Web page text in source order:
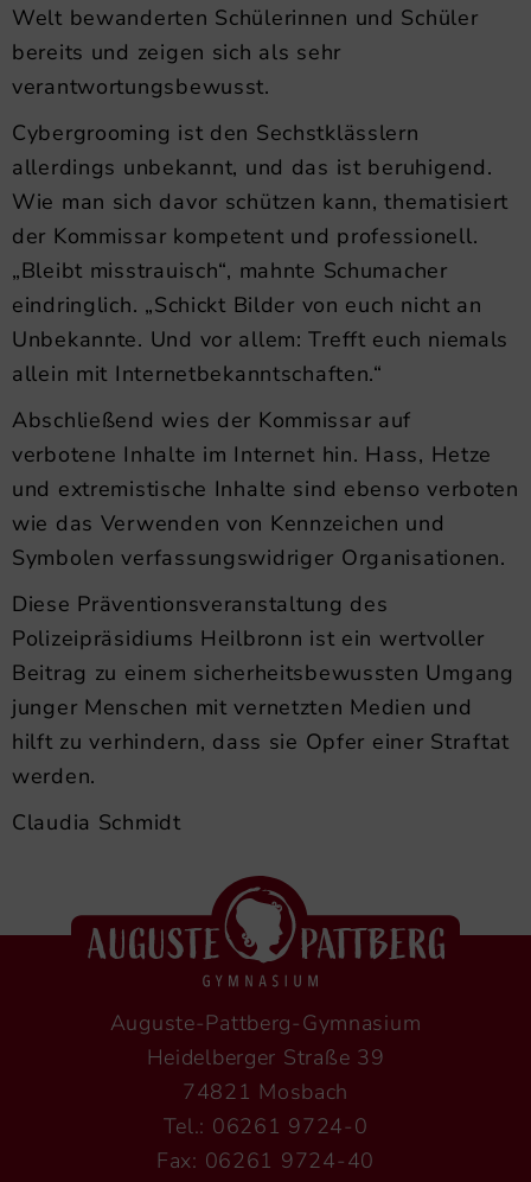
Welt bewanderten Schülerinnen und Schüler
bereits und zeigen sich als sehr
verantwortungsbewusst.
Cybergrooming ist den Sechstklässlern
allerdings unbekannt, und das ist beruhigend.
Wie man sich davor schützen kann, thematisiert
der Kommissar kompetent und professionell.
„Bleibt misstrauisch“, mahnte Schumacher
eindringlich. „Schickt Bilder von euch nicht an
Unbekannte. Und vor allem: Trefft euch niemals
allein mit Internetbekanntschaften.“
Abschließend wies der Kommissar auf
verbotene Inhalte im Internet hin. Hass, Hetze
und extremistische Inhalte sind ebenso verboten
wie das Verwenden von Kennzeichen und
Symbolen verfassungswidriger Organisationen.
Diese Präventionsveranstaltung des
Polizeipräsidiums Heilbronn ist ein wertvoller
Beitrag zu einem sicherheitsbewussten Umgang
junger Menschen mit vernetzten Medien und
hilft zu verhindern, dass sie Opfer einer Straftat
werden.
Claudia Schmidt
Auguste-Pattberg-Gymnasium
Heidelberger Straße 39
74821 Mosbach
Tel.: 06261 9724-0
Fax: 06261 9724-40